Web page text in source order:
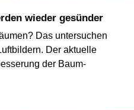
wieder gesünder
Das untersuchen
Der aktuelle
der Baum-